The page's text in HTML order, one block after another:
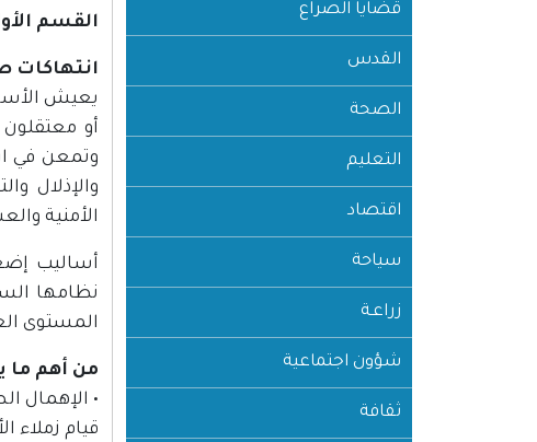
قضايا الصراع
القدس
الصحة
التعليم
اقتصاد
سياحة
زراعـة
شؤون اجتماعية
ثقافة
القسم
انتهاكات
يعيش
أو
وتمعن في
والإذلال
الأمنية
أساليب
نظامها
المستوى
من أهم ما
• الإهمال
قيام زملاء